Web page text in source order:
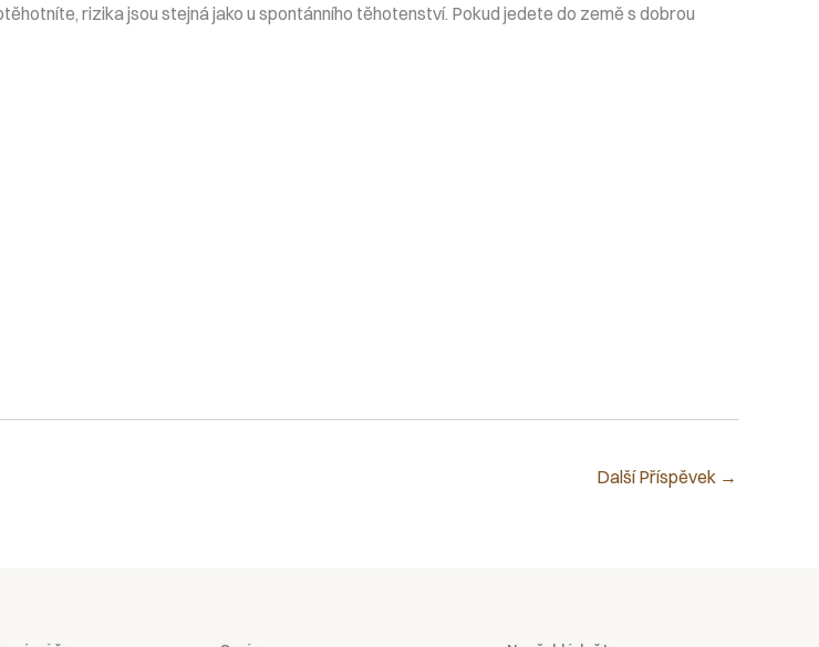
rizika jsou stejná jako u spontánního těhotenství. Pokud jedete do země s dobrou
Další Příspěvek →